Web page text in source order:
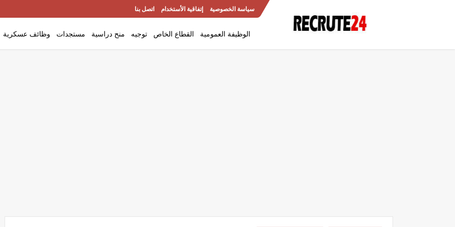
سياسة الخصوصية إتفاقية الأستخدام اتصل بنا
الوظيفة العمومية القطاع الخاص توجيه منح دراسية مستجدات وظائف عسكرية